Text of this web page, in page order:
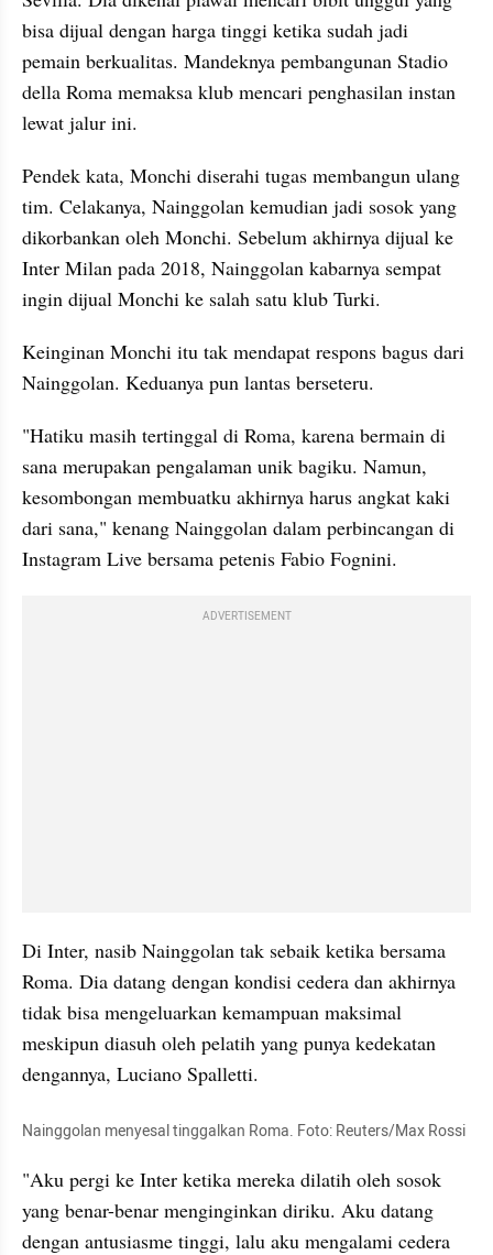
bisa dijual dengan harga tinggi ketika sudah jadi
pemain berkualitas. Mandeknya pembangunan Stadio
della Roma memaksa klub mencari penghasilan instan
lewat jalur ini.
Pendek kata, Monchi diserahi tugas membangun ulang
tim. Celakanya, Nainggolan kemudian jadi sosok yang
dikorbankan oleh Monchi. Sebelum akhirnya dijual ke
Inter Milan pada 2018, Nainggolan kabarnya sempat
ingin dijual Monchi ke salah satu klub Turki.
Keinginan Monchi itu tak mendapat respons bagus dari
Nainggolan. Keduanya pun lantas berseteru.
"Hatiku masih tertinggal di Roma, karena bermain di
sana merupakan pengalaman unik bagiku. Namun,
kesombongan membuatku akhirnya harus angkat kaki
dari sana," kenang Nainggolan dalam perbincangan di
Instagram Live bersama petenis Fabio Fognini.
ADVERTISEMENT
Di Inter, nasib Nainggolan tak sebaik ketika bersama
Roma. Dia datang dengan kondisi cedera dan akhirnya
tidak bisa mengeluarkan kemampuan maksimal
meskipun diasuh oleh pelatih yang punya kedekatan
dengannya, Luciano Spalletti.
Nainggolan menyesal tinggalkan Roma. Foto: Reuters/Max Rossi
"Aku pergi ke Inter ketika mereka dilatih oleh sosok
yang benar-benar menginginkan diriku. Aku datang
dengan antusiasme tinggi, lalu aku mengalami cedera